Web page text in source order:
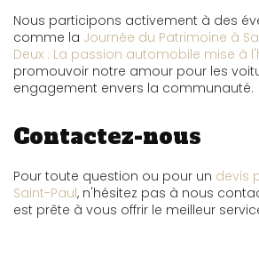
Nous participons activement à des
comme la Journée du Patrimoine à
Deux : La passion automobile mise à
promouvoir notre amour pour les
engagement envers la communauté.
Contactez-nous
Pour toute question ou pour un devis
Saint-Paul, n'hésitez pas à nous
est prête à vous offrir le meilleur